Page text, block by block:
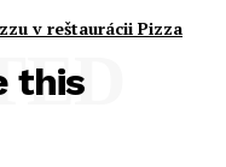
v reštaurácii Pizza
this